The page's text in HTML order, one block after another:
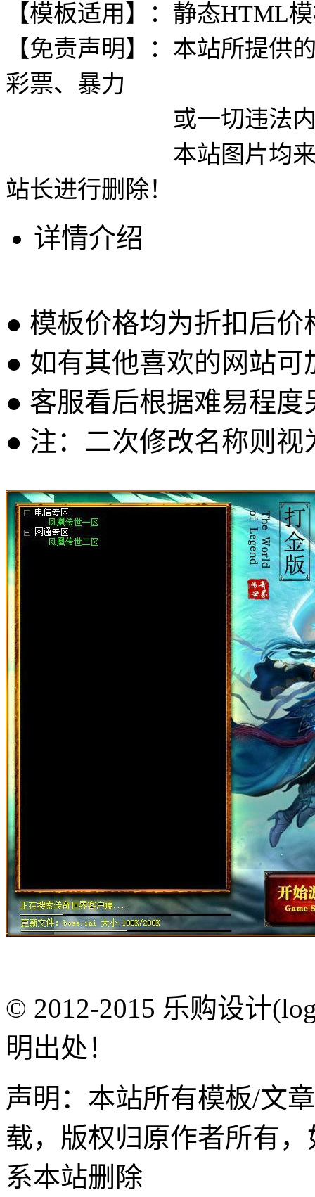
【模板适用】：静态HTML
【免责声明】：本站所提供
彩票、暴力
或一切违法内容使用
本站图片均来自网络
站长进行删除！
详情介绍
● 模板价格均为折扣后
● 如有其他喜欢的网站可
● 客服看后根据难易程
● 注：二次修改名称则
© 2012-2015 乐购设计
明出处！
声明：本站所有模板/文
载，版权归原作者所有
系本站删除